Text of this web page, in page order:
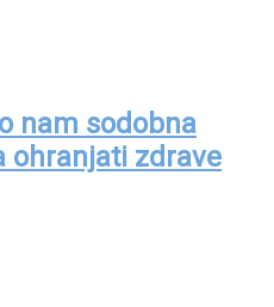
nam sodobna
ohranjati zdrave